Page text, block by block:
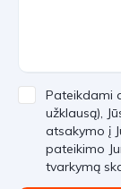
Pateikdami
užklausą),
atsakymo į
pateikimo
tvarkymą